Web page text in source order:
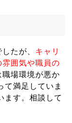
たが、 キャリ
囲気や職員の
職場環境が悪か
て満足していま
ます。相談して